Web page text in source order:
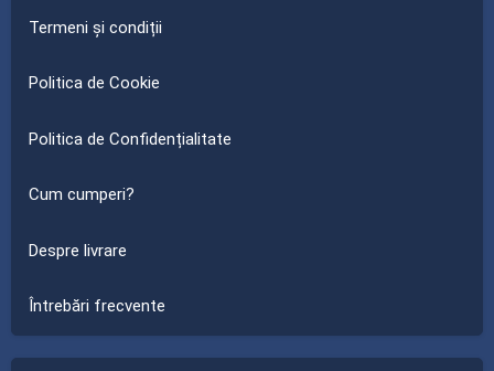
Termeni și condiții
Politica de Cookie
Politica de Confidențialitate
Cum cumperi?
Despre livrare
Întrebări frecvente